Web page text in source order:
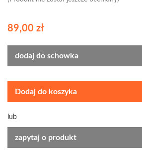
89,00 zł
dodaj do schowka
Dodaj do koszyka
lub
zapytaj o produkt